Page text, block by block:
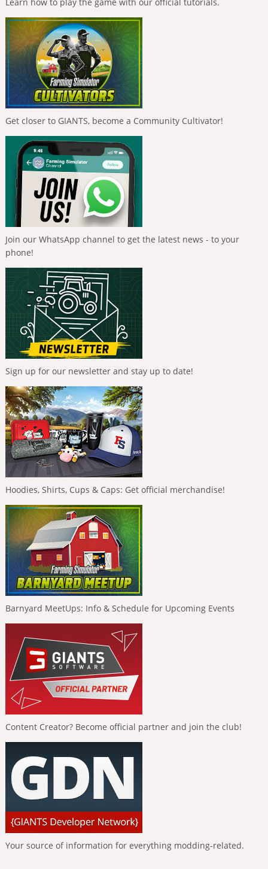
Get closer to GIANTS, become a Community Cultivator!
Join our WhatsApp channel to get the latest news - to your
phone!
Sign up for our newsletter and stay up to date!
Hoodies, Shirts, Cups & Caps: Get official merchandise!
Barnyard MeetUps: Info & Schedule for Upcoming Events
Content Creator? Become official partner and join the club!
Your source of information for everything modding-related.